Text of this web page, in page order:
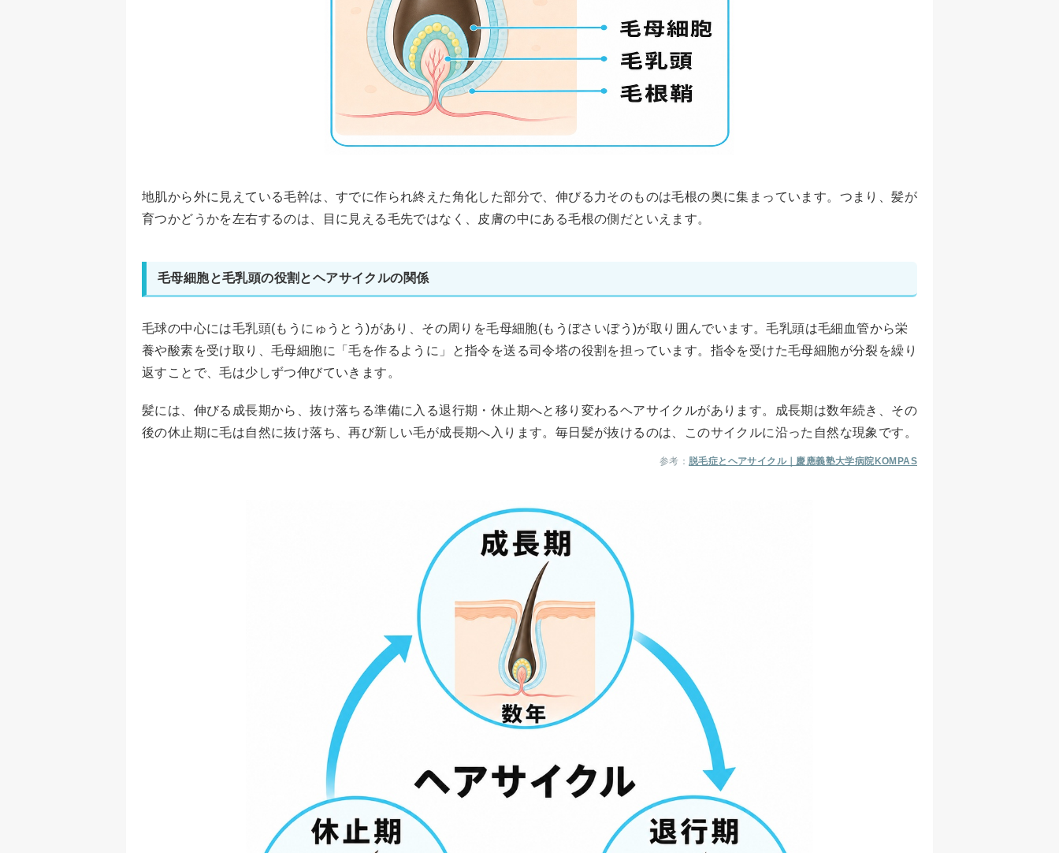
地肌から外に見えている毛幹は、すでに作られ終えた角化した部分で、伸びる力そのものは毛根の奥に集まっています。つまり、髪が
育つかどうかを左右するのは、目に見える毛先ではなく、皮膚の中にある毛根の側だといえます。
毛母細胞と毛乳頭の役割とヘアサイクルの関係
毛球の中心には毛乳頭(もうにゅうとう)があり、その周りを毛母細胞(もうぼさいぼう)が取り囲んでいます。毛乳頭は毛細血管から栄
養や酸素を受け取り、毛母細胞に「毛を作るように」と指令を送る司令塔の役割を担っています。指令を受けた毛母細胞が分裂を繰り
返すことで、毛は少しずつ伸びていきます。
髪には、伸びる成長期から、抜け落ちる準備に入る退行期・休止期へと移り変わるヘアサイクルがあります。成長期は数年続き、その
後の休止期に毛は自然に抜け落ち、再び新しい毛が成長期へ入ります。毎日髪が抜けるのは、このサイクルに沿った自然な現象です。
参考： 脱毛症とヘアサイクル｜慶應義塾大学病院KOMPAS